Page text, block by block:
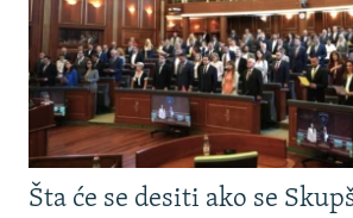
Šta će se desiti ako se